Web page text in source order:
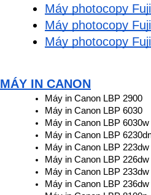
Máy photocopy
Máy photocopy
Máy photocopy
MÁY IN CANON
Máy in Canon LBP 2900
Máy in Canon LBP 6030
Máy in Canon LBP 6030w
Máy in Canon LBP
Máy in Canon LBP 223dw
Máy in Canon LBP 226dw
Máy in Canon LBP 233dw
Máy in Canon LBP 236dw